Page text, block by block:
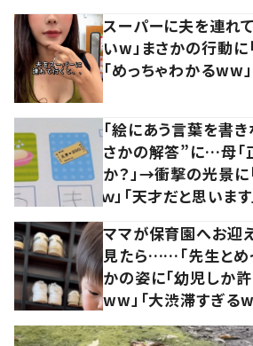
スーパーに夫を連れ
いw」まさかの行動に
「めっちゃわかるww
「絵にあう言葉を書
さかの解答”に…母「
か？」→衝撃の光景に
ｗ」「天才だと思います
ママが保育園へお迎
見たら……「先生とめ
かの姿に「幼児しか
ww」「大渋滞すぎるw